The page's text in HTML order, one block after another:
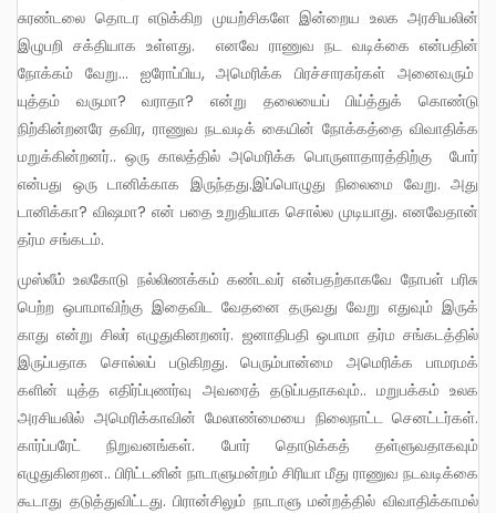
சுரண்டலை தொடர எடுக்கிற முயற்சிகளே இன்றைய உலக அரசியலின்
இழுபறி சக்தியாக உள்ளது. எனவே ராணுவ நட வடிக்கை என்பதின்
நோக்கம் வேறு… ஐரோப்பிய, அமெரிக்க பிரச்சாரகர்கள் அனைவரும்
யுத்தம் வருமா? வராதா? என்று தலையைப் பிய்த்துக் கொண்டு
நிற்கின்றனரே தவிர, ராணுவ நடவடிக் கையின் நோக்கத்தை விவாதிக்க
மறுக்கின்றனர்.. ஒரு காலத்தில் அமெரிக்க பொருளாதாரத்திற்கு போர்
என்பது ஒரு டானிக்காக இருந்தது.இப்பொழுது நிலைமை வேறு. அது
டானிக்கா? விஷமா? என் பதை உறுதியாக சொல்ல முடியாது. எனவேதான்
தர்ம சங்கடம்.
முஸ்லீம் உலகோடு நல்லிணக்கம் கண்டவர் என்பதற்காகவே நோபள் பரிசு
பெற்ற ஒபாமாவிற்கு இதைவிட வேதனை தருவது வேறு எதுவும் இருக்
காது என்று சிலர் எழுதுகினறனர். ஜனாதிபதி ஒபாமா தர்ம சங்கடத்தில்
இருப்பதாக சொல்லப் படுகிறது. பெரும்பான்மை அமெரிக்க பாமரமக்
களின் யுத்த எதிர்ப்புணர்வு அவரைத் தடுப்பதாகவும்.. மறுபக்கம் உலக
அரசியலில் அமெரிக்காவின் மேலாண்மையை நிலைநாட்ட செனட்டர்கள்.
கார்ப்பரேட் நிறுவனங்கள். போர் தொடுக்கத் தள்ளுவதாகவும்
எழுதுகினறன.. பிரிட்டனின் நாடாளுமன்றம் சிரியா மீது ராணுவ நடவடிக்கை
கூடாது தடுத்துவிட்டது. பிரான்சிலும் நாடாளு மன்றத்தில் விவாதிக்காமல்